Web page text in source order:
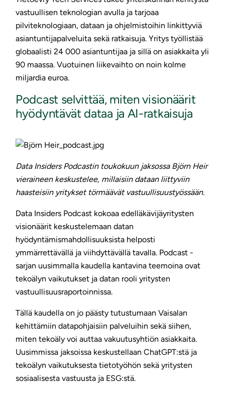
vastuullisen teknologian avulla ja tarjoaa
pilviteknologiaan, dataan ja ohjelmistoihin linkittyviä
asiantuntijapalveluita sekä ratkaisuja. Yritys työllistää
globaalisti 24 000 asiantuntijaa ja sillä on asiakkaita yli
90 maassa. Vuotuinen liikevaihto on noin kolme
miljardia euroa.
Podcast selvittää, miten visionäärit
hyödyntävät dataa ja AI-ratkaisuja
Data Insiders Podcastin toukokuun jaksossa Björn Heir
vieraineen keskustelee, millaisiin dataan liittyviin
haasteisiin yritykset törmäävät vastuullisuustyössään.
Data Insiders Podcast kokoaa edelläkävijäyritysten
visionäärit keskustelemaan datan
hyödyntämismahdollisuuksista helposti
ymmärrettävällä ja viihdyttävällä tavalla. Podcast -
sarjan uusimmalla kaudella kantavina teemoina ovat
tekoälyn vaikutukset ja datan rooli yritysten
vastuullisuusraportoinnissa.
Tällä kaudella on jo päästy tutustumaan Vaisalan
kehittämiin datapohjaisiin palveluihin sekä siihen,
miten tekoäly voi auttaa vakuutusyhtiön asiakkaita.
Uusimmissa jaksoissa keskustellaan ChatGPT:stä ja
tekoälyn vaikutuksesta tietotyöhön sekä yritysten
sosiaalisesta vastuusta ja ESG:stä.